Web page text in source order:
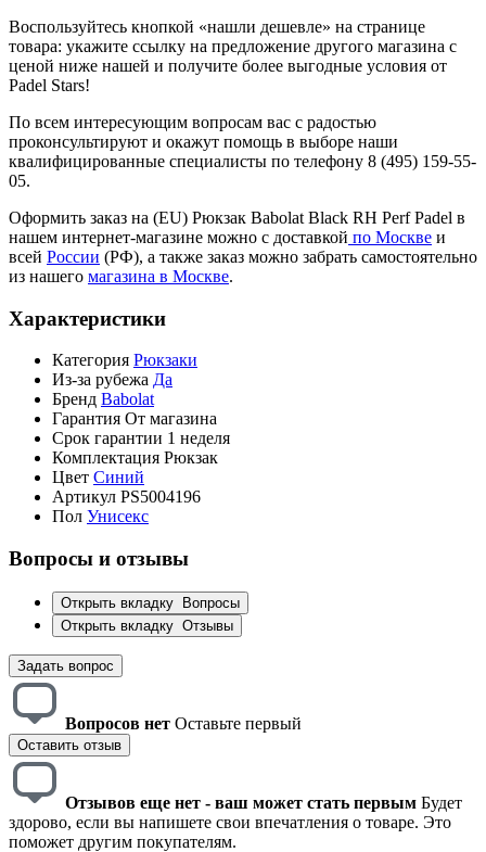
Воспользуйтесь кнопкой «нашли дешевле» на странице
товара: укажите ссылку на предложение другого магазина с
ценой ниже нашей и получите более выгодные условия от
Padel Stars!
По всем интересующим вопросам вас с радостью
проконсультируют и окажут помощь в выборе наши
квалифицированные специалисты по телефону 8 (495) 159-55-
05.
Оформить заказ на (EU) Рюкзак Babolat Black RH Perf Padel в
нашем интернет-магазине можно с доставкой по Москве и
всей России (РФ), а также заказ можно забрать самостоятельно
из нашего магазина в Москве.
Характеристики
Категория Рюкзаки
Из-за рубежа Да
Бренд Babolat
Гарантия От магазина
Срок гарантии 1 неделя
Комплектация Рюкзак
Цвет Синий
Артикул PS5004196
Пол Унисекс
Вопросы и отзывы
Открыть вкладку
Вопросы
Открыть вкладку Отзывы
Задать вопрос
Вопросов нет Оставьте первый
Оставить отзыв
Отзывов еще нет - ваш может стать первым Будет
здорово, если вы напишете свои впечатления о товаре. Это
поможет другим покупателям.